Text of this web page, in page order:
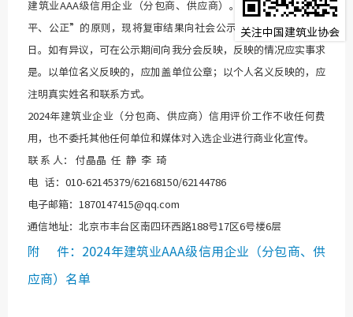
建筑业AAA级信用企业（分包商、供应商）。为体现“公开、公
平、公正”的原则，现将复审结果向社会公示，公示期为5个工作
日。如有异议，可在公示期间向我分会反映，反映的情况应实事求
是。以单位名义反映的，应加盖单位公章；以个人名义反映的，应
注明真实姓名和联系方式。
2024年建筑业企业（分包商、供应商）信用评价工作不收任何费
用，也不委托其他任何单位和媒体对入选企业进行商业化宣传。
联 系 人： 付晶晶 任 静 李 琦
电 话：010-62145379/62168150/62144786
电子邮箱：1870147415@qq.com
通信地址：北京市丰台区南四环西路188号17区6号楼6层
附 件：2024年建筑业AAA级信用企业（分包商、供
应商）名单
关注中国建筑业协会